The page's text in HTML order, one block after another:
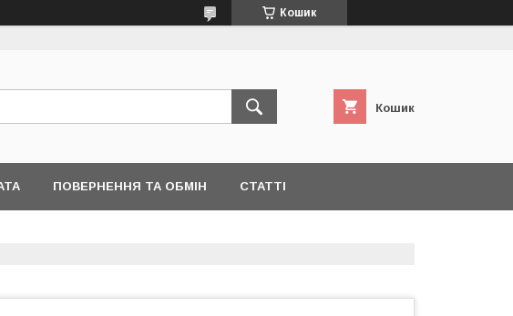
Кошик
Кошик
ПОВЕРНЕННЯ ТА ОБМІН СТАТТІ